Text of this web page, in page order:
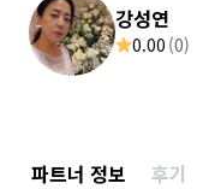
강성연
0.00 (0)
파트너 정보 후기